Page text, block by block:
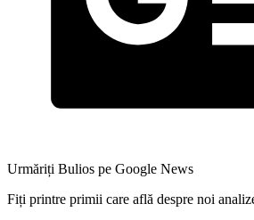
Urmăriți Bulios pe Google News
Fiți printre primii care află despre noi